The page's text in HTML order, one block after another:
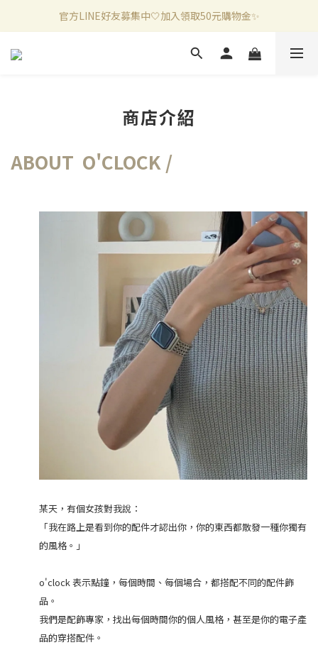
新加入會員滿千折百✨全館899超商免運費🛒
官方LINE好友募集中🤍加入領取50元購物金✨
新加入會員滿千折百✨全館899超商免運費🛒
商店介紹
ABOUT O'CLOCK /
某天，有個女孩對我說：
「我在路上是看到你的配件才認出你，你的東西都散發一種你獨有
的風格。」
o'clock 表示點鐘，每個時間、每個場合，都搭配不同的配件飾
品。
我們是配飾專家，找出每個時間你的個人風格，甚至是你的電子產
品的穿搭配件。